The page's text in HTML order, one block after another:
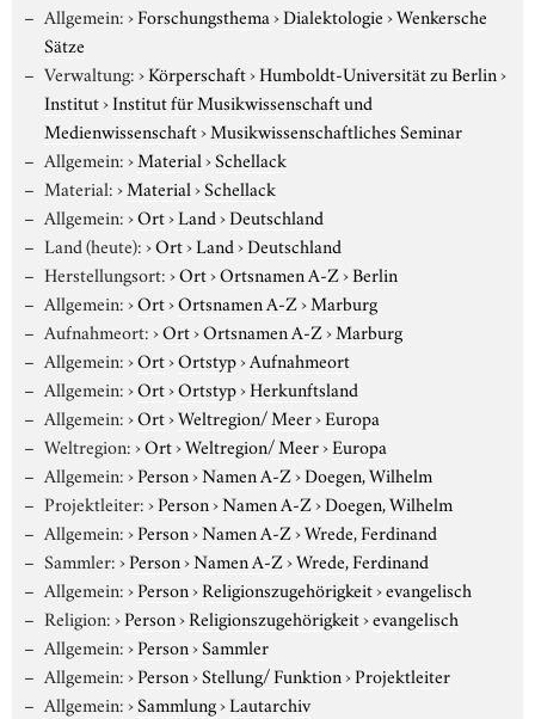
Allgemein:›Forschungsthema›Dialektologie›Wenkersche
Sätze
Verwaltung:›Körperschaft›Humboldt-Universität zu Berlin›
Institut›Institut für Musikwissenschaft und
Medienwissenschaft›Musikwissenschaftliches Seminar
Allgemein:›Material›Schellack
Material:›Material›Schellack
Allgemein:›Ort›Land›Deutschland
Land (heute):›Ort›Land›Deutschland
Herstellungsort:›Ort›Ortsnamen A-Z›Berlin
Allgemein:›Ort›Ortsnamen A-Z›Marburg
Aufnahmeort:›Ort›Ortsnamen A-Z›Marburg
Allgemein:›Ort›Ortstyp›Aufnahmeort
Allgemein:›Ort›Ortstyp›Herkunftsland
Allgemein:›Ort›Weltregion/ Meer›Europa
Weltregion:›Ort›Weltregion/ Meer›Europa
Allgemein:›Person›Namen A-Z›Doegen, Wilhelm
Projektleiter:›Person›Namen A-Z›Doegen, Wilhelm
Allgemein:›Person›Namen A-Z›Wrede, Ferdinand
Sammler:›Person›Namen A-Z›Wrede, Ferdinand
Allgemein:›Person›Religionszugehörigkeit›evangelisch
Religion:›Person›Religionszugehörigkeit›evangelisch
Allgemein:›Person›Sammler
Allgemein:›Person›Stellung/ Funktion›Projektleiter
Allgemein:›Sammlung›Lautarchiv